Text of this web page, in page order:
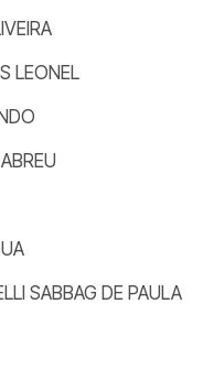
LEONEL
SABBAG DE PAULA